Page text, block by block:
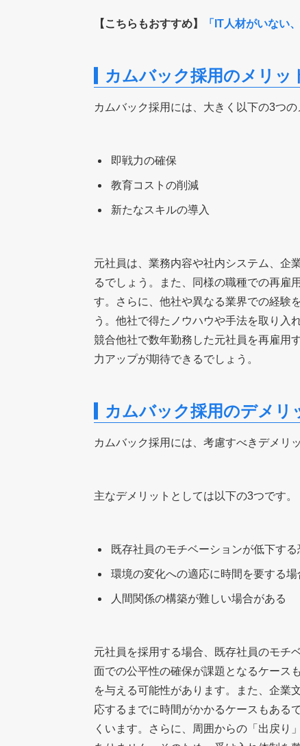
【こちらもおすすめ】 「IT人材がいない
カムバック採用のメリッ
カムバック採用には、大きく以下の3つの
即戦力の確保
教育コストの削減
新たなスキルの導入
元社員は、業務内容や社内システム、企
るでしょう。また、同様の職種での再雇
す。さらに、他社や異なる業界での経験
う。他社で得たノウハウや手法を取り入
競合他社で数年勤務した元社員を再雇用
力アップが期待できるでしょう。
カムバック採用のデメリ
カムバック採用には、考慮すべきデメリ
主なデメリットとしては以下の3つです。
既存社員のモチベーションが低下する
環境の変化への適応に時間を要する場
人間関係の構築が難しい場合がある
元社員を採用する場合、既存社員のモチ
面での公平性の確保が課題となるケース
を与える可能性があります。また、企業
応するまでに時間がかかるケースもある
くいます。さらに、周囲からの「出戻り